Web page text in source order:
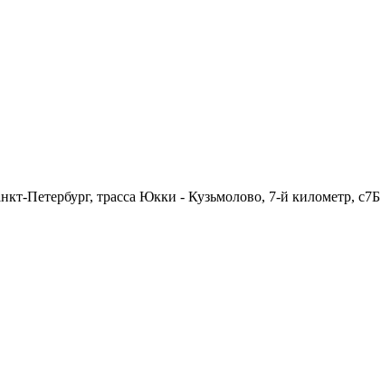
Петербург, трасса Юкки - Кузьмолово, 7-й километр, с7Б